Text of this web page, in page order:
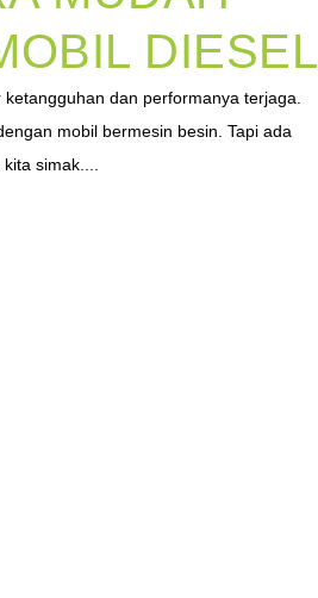
DIESEL
dan performanya terjaga.
mobil bermesin besin. Tapi ada
simak....